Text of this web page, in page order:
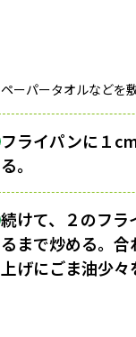
ペーパータオルなどを
フライパンに１
る。
続けて、２のフラ
るまで炒める。
上げにごま油少